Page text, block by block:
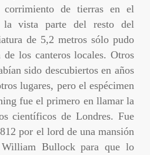
corrimiento de tierras en el
vista parte del resto del
de 5,2 metros sólo pudo
de los canteros locales. Otros
sido descubiertos en años
lugares, pero el espécimen
fue el primero en llamar la
científicos de Londres. Fue
por el lord de una mansión
Bullock para que lo